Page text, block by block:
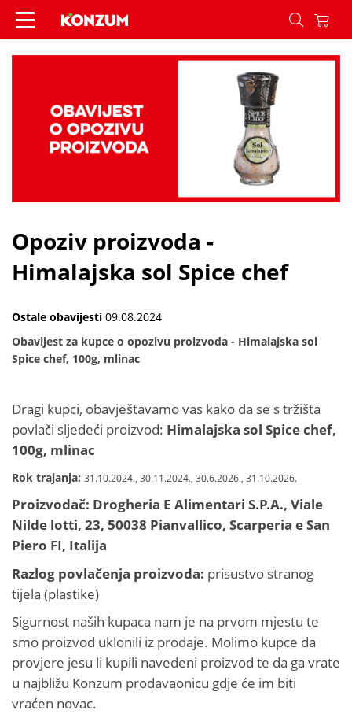
Opoziv proizvoda - Himalajska sol Spice chef -
Opoziv proizvoda -
Himalajska sol Spice chef
Ostale obavijesti 09.08.2024
Obavijest za kupce o opozivu proizvoda - Himalajska sol
Spice chef, 100g, mlinac
Dragi kupci, obavještavamo vas kako da se s tržišta
povlači sljedeći proizvod: Himalajska sol Spice chef,
100g, mlinac
Rok trajanja: 31.10.2024., 30.11.2024., 30.6.2026., 31.10.2026.
Proizvodač: Drogheria E Alimentari S.P.A., Viale
Nilde lotti, 23, 50038 Pianvallico, Scarperia e San
Piero FI, Italija
Razlog povlačenja proizvoda: prisustvo stranog
tijela (plastike)
Sigurnost naših kupaca nam je na prvom mjestu te
smo proizvod uklonili iz prodaje. Molimo kupce da
provjere jesu li kupili navedeni proizvod te da ga vrate
u najbližu Konzum prodavaonicu gdje će im biti
vraćen novac.